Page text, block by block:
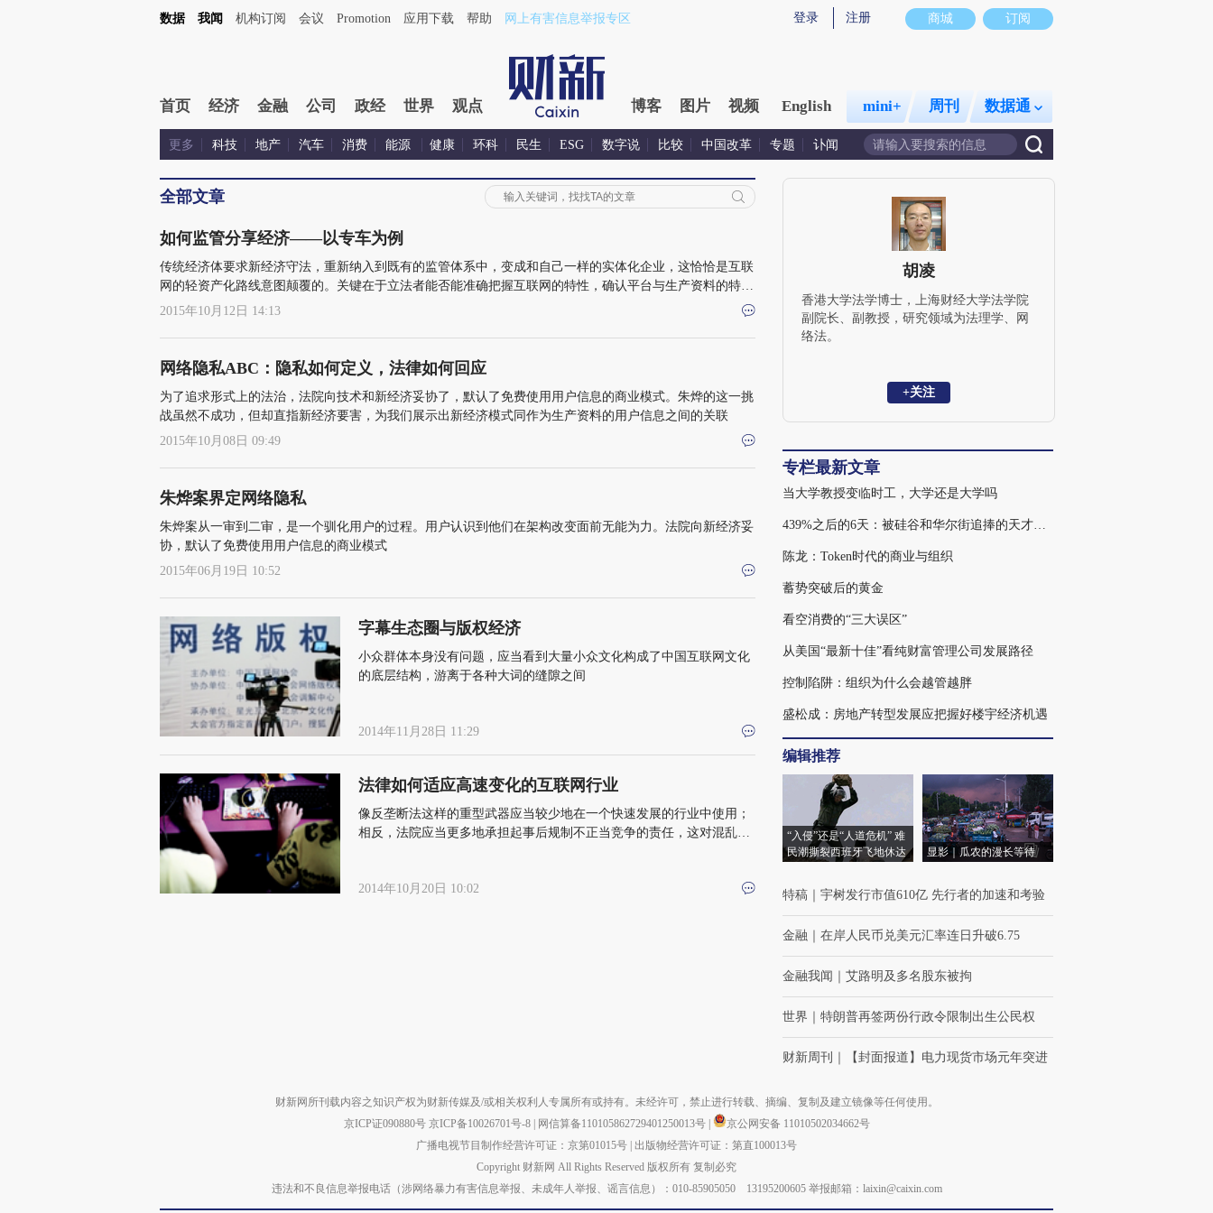
商城 订阅
登录 注册
数据 我闻 机构订阅 会议 Promotion 应用下载 帮助 网上有害信息举报专区
首页 经济 金融 公司 政经 世界 观点 博客 图片 视频 English mini+ 周刊 数据通
更多 科技 地产 汽车 消费 能源 健康 环科 民生 ESG 数字说 比较 中国改革 专题 讣闻
全部文章
如何监管分享经济——以专车为例
传统经济体要求新经济守法，重新纳入到既有的监管体系中，变成和自己一样的实体化企业，这恰恰是互联
网的轻资产化路线意图颠覆的。关键在于立法者能否能准确把握互联网的特性，确认平台与生产资料的特殊
关系，以及如何在新旧产业之间保持平衡
2015年10月12日 14:13
网络隐私ABC：隐私如何定义，法律如何回应
为了追求形式上的法治，法院向技术和新经济妥协了，默认了免费使用用户信息的商业模式。朱烨的这一挑
战虽然不成功，但却直指新经济要害，为我们展示出新经济模式同作为生产资料的用户信息之间的关联
2015年10月08日 09:49
朱烨案界定网络隐私
朱烨案从一审到二审，是一个驯化用户的过程。用户认识到他们在架构改变面前无能为力。法院向新经济妥
协，默认了免费使用用户信息的商业模式
2015年06月19日 10:52
字幕生态圈与版权经济
小众群体本身没有问题，应当看到大量小众文化构成了中国互联网文化
的底层结构，游离于各种大词的缝隙之间
2014年11月28日 11:29
法律如何适应高速变化的互联网行业
像反垄断法这样的重型武器应当较少地在一个快速发展的行业中使用；
相反，法院应当更多地承担起事后规制不正当竞争的责任，这对混乱的
2014年10月20日 10:02
胡凌
香港大学法学博士，上海财经大学法学院
副院长、副教授，研究领域为法理学、网
络法。
+关注
专栏最新文章
当大学教授变临时工，大学还是大学吗
439%之后的6天：被硅谷和华尔街追捧的天才，为何走入杠杆误区
陈龙：Token时代的商业与组织
蓄势突破后的黄金
看空消费的“三大误区”
从美国“最新十佳”看纯财富管理公司发展路径
控制陷阱：组织为什么会越管越胖
盛松成：房地产转型发展应把握好楼宇经济机遇
编辑推荐
“入侵”还是“人道危机” 难
民潮撕裂西班牙飞地休达
显影｜瓜农的漫长等待
特稿 宇树发行市值610亿 先行者的加速和考验
金融 在岸人民币兑美元汇率连日升破6.75
金融我闻 艾路明及多名股东被拘
世界 特朗普再签两份行政令限制出生公民权
财新周刊 【封面报道】电力现货市场元年突进
财新网所刊载内容之知识产权为财新传媒及/或相关权利人专属所有或持有。未经许可，禁止进行转载、摘编、复制及建立镜像等任何使用。
京ICP证090880号 京ICP备10026701号-8 网信算备110105862729401250013号
京公网安备 11010502034662号
广播电视节目制作经营许可证：京第01015号 出版物经营许可证：第直100013号
Copyright 财新网 All Rights Reserved 版权所有 复制必究
违法和不良信息举报电话（涉网络暴力有害信息举报、未成年人举报、谣言信息）：010-85905050 13195200605 举报邮箱：laixin@caixin.com